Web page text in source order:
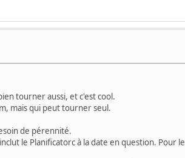
tourner aussi, et c'est cool.
mais qui peut tourner seul.
de pérennité.
le Planificatorc à la date en question. Pour le